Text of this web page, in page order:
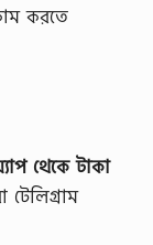
করতে
থেকে টাকা